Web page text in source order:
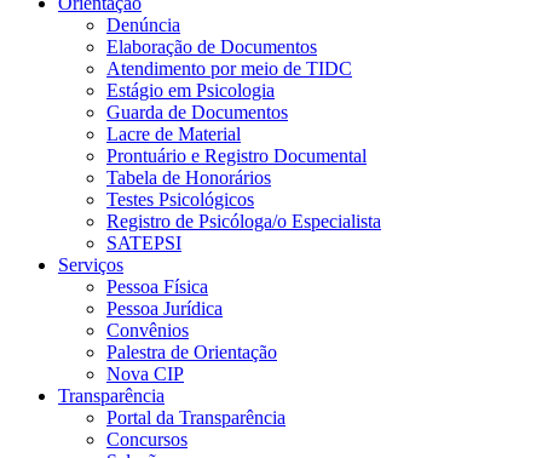
Denúncia
Elaboração de Documentos
Atendimento por meio de TIDC
Estágio em Psicologia
Guarda de Documentos
Lacre de Material
Prontuário e Registro Documental
Tabela de Honorários
Testes Psicológicos
Registro de Psicóloga/o Especialista
SATEPSI
Serviços
Pessoa Física
Pessoa Jurídica
Convênios
Palestra de Orientação
Nova CIP
Transparência
Portal da Transparência
Concursos